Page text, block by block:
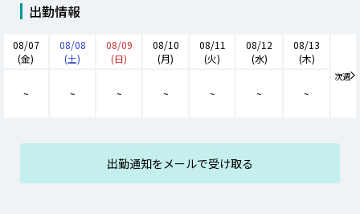
出勤情報
08/07
(金)
08/08
(土)
08/09
(日)
08/10
(月)
08/11
(火)
08/12
(水)
08/13
(木)
~ ~ ~ ~ ~ ~ ~
次週
出勤通知をメールで受け取る